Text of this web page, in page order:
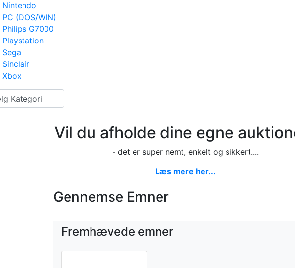
Nintendo
PC (DOS/WIN)
Philips G7000
Playstation
Sega
Sinclair
Xbox
Kategori
Vil du afholde dine egne
- det er super nemt, enkelt og sikkert....
Læs mere her...
Gennemse Emner
Fremhævede emner